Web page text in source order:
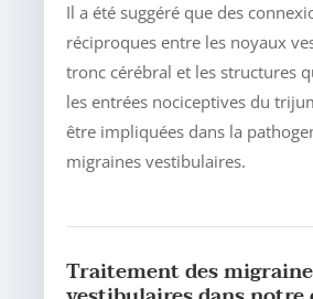
Il a été suggéré que des
réciproques entre les noyaux
tronc cérébral et les structures
les entrées nociceptives du
être impliquées dans la
migraines vestibulaires.
Traitement des